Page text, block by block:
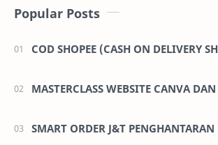
Popular Posts
COD SHOPEE (CASH ON DELIVERY
MASTERCLASS WEBSITE CANVA
SMART ORDER J&T